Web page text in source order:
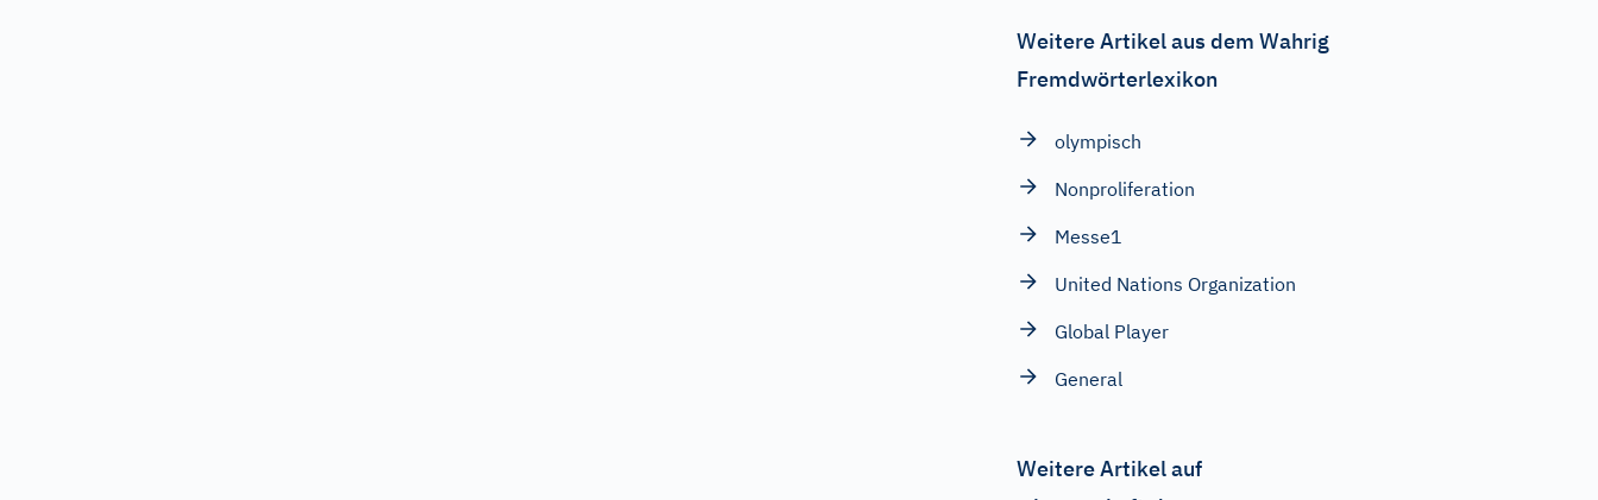
Weitere Artikel aus dem Wahrig
Fremdwörterlexikon
olympisch
Nonproliferation
Messe1
United Nations Organization
Global Player
General
Weitere Artikel auf